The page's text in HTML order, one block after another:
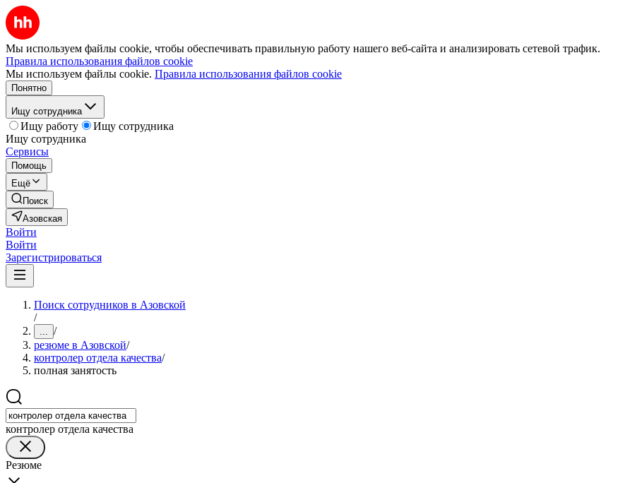
Мы используем файлы cookie, чтобы обеспечивать правильную работу нашего веб-сайта и анализировать сетевой трафик.
Правила использования файлов cookie
Мы используем файлы cookie. Правила использования файлов cookie
Понятно
Ищу сотрудника
Ищу работу
Ищу сотрудника
Ищу сотрудника
Сервисы
Помощь
Ещё
Поиск
Азовская
Войти
Войти
Зарегистрироваться
Поиск сотрудников в Азовской
/
... /
резюме в Азовской/
контролер отдела качества/
полная занятость
контролер отдела качества
Резюме